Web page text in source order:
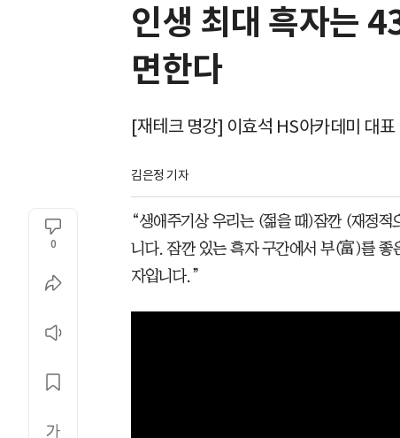
인생 최대 흑자는
면한다
[재테크 명강] 이효석 HS아카데미 대표
김은정 기자
0
“생애주기상 우리는 (젊을 때)잠깐 (재정
니다. 잠깐 있는 흑자 구간에서 부(富)를 좋
자입니다.”